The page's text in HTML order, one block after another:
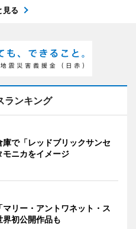
見る
ランキング
で「レッドブリックサンセ
ニカをイメージ
リー・アントワネット・ス
初公開作品も